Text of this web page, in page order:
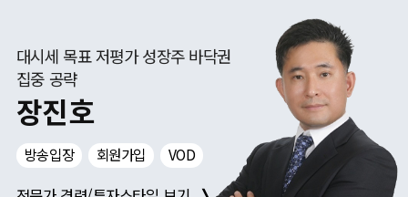
니
다!
로
그
인
하
대시세 목표 저평가 성장주 바닥권
집중 공략
장진호
방송입장 회원가입 VOD